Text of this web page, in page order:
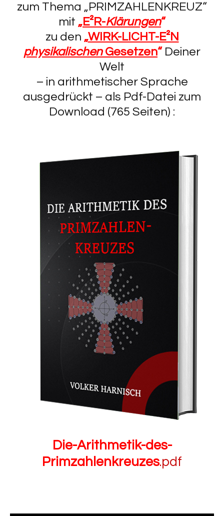
zum Thema „PRIMZAHLENKREUZ“
mit „E²R-Klärungen“
zu den „WIRK-LICHT-E²N
physikalischenGesetzen“ Deiner
Welt
– in arithmetischer Sprache
ausgedrückt – als Pdf-Datei zum
Download (765 Seiten) :
Die-Arithmetik-des-
Primzahlenkreuzes.pdf